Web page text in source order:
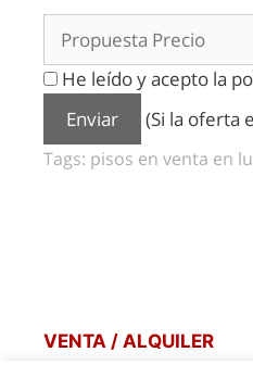
He leído y acepto la
(Si la oferta
Tags: pisos en venta en
VENTA / ALQUILER